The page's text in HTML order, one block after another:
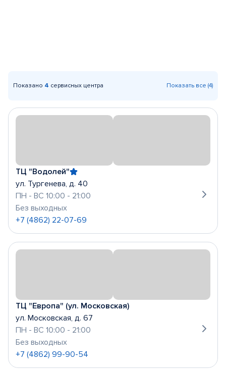
Показано 4 сервисных центра Показать все (4)
ТЦ "Водолей"
ул. Тургенева, д. 40
ПН - ВС 10:00 - 21:00
Без выходных
+7 (4862) 22-07-69
ТЦ "Европа" (ул. Московская)
ул. Московская, д. 67
ПН - ВС 10:00 - 21:00
Без выходных
+7 (4862) 99-90-54